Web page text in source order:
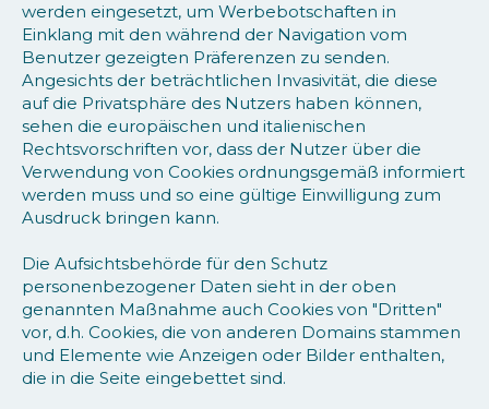
werden eingesetzt, um Werbebotschaften in
Einklang mit den während der Navigation vom
Benutzer gezeigten Präferenzen zu senden.
Angesichts der beträchtlichen Invasivität, die diese
auf die Privatsphäre des Nutzers haben können,
sehen die europäischen und italienischen
Rechtsvorschriften vor, dass der Nutzer über die
Verwendung von Cookies ordnungsgemäß informiert
werden muss und so eine gültige Einwilligung zum
Ausdruck bringen kann.
Die Aufsichtsbehörde für den Schutz
personenbezogener Daten sieht in der oben
genannten Maßnahme auch Cookies von "Dritten"
vor, d.h. Cookies, die von anderen Domains stammen
und Elemente wie Anzeigen oder Bilder enthalten,
die in die Seite eingebettet sind.